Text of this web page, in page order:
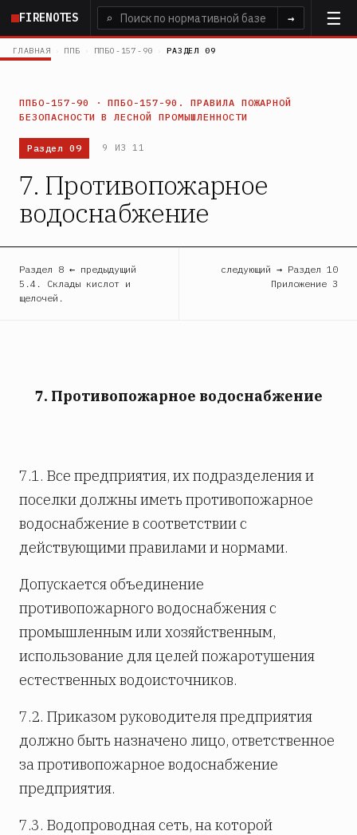
Перейти
основному
FIRENOTES ⌕ →
ГЛАВНАЯ › ППБ › ППБО-157-90 › РАЗДЕЛ 09
ППБО-157-90 · ППБО-157-90. ПРАВИЛА ПОЖАРНОЙ
БЕЗОПАСНОСТИ В ЛЕСНОЙ ПРОМЫШЛЕННОСТИ
Раздел 09 9 ИЗ 11
7. Противопожарное
водоснабжение
Раздел 8 ← предыдущий
5.4. Склады кислот и
щелочей.
следующий → Раздел 10
Приложение 3
7. Противопожарное водоснабжение
7.1. Все предприятия, их подразделения и
поселки должны иметь противопожарное
водоснабжение в соответствии с
действующими правилами и нормами.
Допускается объединение
противопожарного водоснабжения с
промышленным или хозяйственным,
использование для целей пожаротушения
естественных водоисточников.
7.2. Приказом руководителя предприятия
должно быть назначено лицо, ответственное
за противопожарное водоснабжение
предприятия.
7.3. Водопроводная сеть, на которой